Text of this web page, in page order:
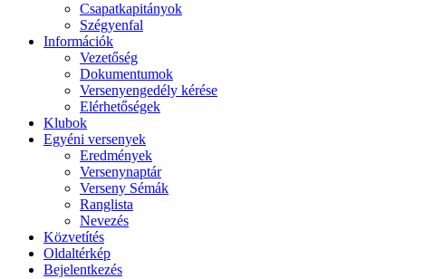
Csapatkapitányok
Szégyenfal
Információk
Vezetőség
Dokumentumok
Versenyengedély kérése
Elérhetőségek
Klubok
Egyéni versenyek
Eredmények
Versenynaptár
Verseny Sémák
Ranglista
Nevezés
Közvetítés
Oldaltérkép
Bejelentkezés